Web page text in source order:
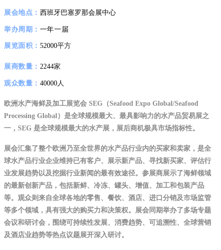
展会地点 ： 西班牙巴塞罗那会展中心
举办周期： 一年一届
展览面积： 52000平方
展商数量： 2244家
观众数量： 40000人
欧洲水产海鲜及加工展览会 SEG（Seafood Expo Global/Seafood
Processing Global）是全球规模最大、最具影响力的水产品贸易展之
一， SEG 是全球规模最大的水产展，展后商机极具市场指标性。
展会汇集了整个欧洲乃至全世界的水产品行业内的买家和卖家，是全
球水产品行业企业维持已有客户、展示新产品、寻找新买家、评估行
业发展趋势以及挖掘行业新闻的最有效途径。 参展商展示了海鲜领域
的最新创新产品，包括新鲜、冷冻、罐头、增值、加工和包装产品
等。观众则来自全球各地的零售、餐饮、酒店、进口分销及市场监管
等多个领域，具有强大的购买力和决策权。
展会同期举办了多场专题
会议和研讨会，围绕可持续性发展、消费趋势、可追溯性、全球营销
及酒店业趋势等热点议题展开深入研讨。